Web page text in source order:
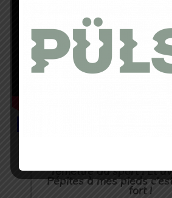
L’Avis de Cynthia
Mizuno’r, il est l’or mon
remettre au sport ! Et
Pépites à mes pieds
fort !